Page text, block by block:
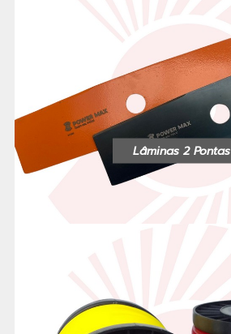
Lâminas 2 Pontas